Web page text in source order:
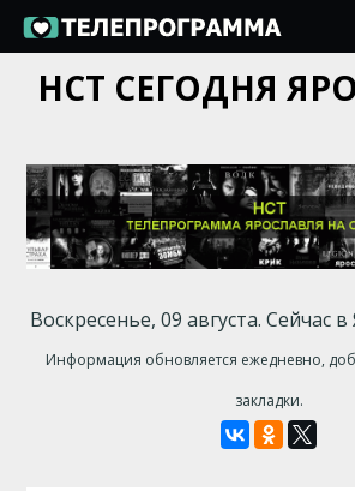
НСТ СЕГОДНЯ
Воскресенье, 09 августа. Сейчас
Информация обновляется ежедневно,
закладки.